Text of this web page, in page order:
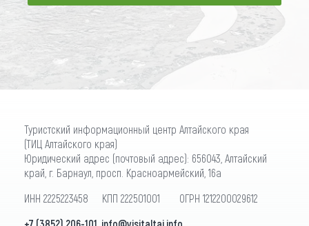
ПОДПИСАТЬСЯ
Туристский информационный центр Алтайского края
(ТИЦ Алтайского края)
Юридический адрес (почтовый адрес): 656043, Алтайский
край, г. Барнаул, просп. Красноармейский, 16а
ИНН 2225223458 КПП 222501001 ОГРН 1212200029612